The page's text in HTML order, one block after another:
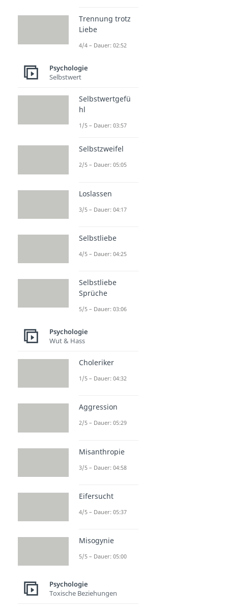
Trennung trotz
Liebe
4/4 – Dauer: 02:52
Psychologie
Selbstwert
Selbstwertgefü
hl
1/5 – Dauer: 03:57
Selbstzweifel
2/5 – Dauer: 05:05
Loslassen
3/5 – Dauer: 04:17
Selbstliebe
4/5 – Dauer: 04:25
Selbstliebe
Sprüche
5/5 – Dauer: 03:06
Psychologie
Wut & Hass
Choleriker
1/5 – Dauer: 04:32
Aggression
2/5 – Dauer: 05:29
Misanthropie
3/5 – Dauer: 04:58
Eifersucht
4/5 – Dauer: 05:37
Misogynie
5/5 – Dauer: 05:00
Psychologie
Toxische Beziehungen